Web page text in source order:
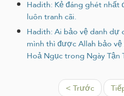
Hadith: Kẻ đáng ghét
luôn tranh cãi.
Hadith: Ai bảo vệ danh dự
mình thì được Allah bảo
Hoả Ngục trong Ngày Tận
< Trước